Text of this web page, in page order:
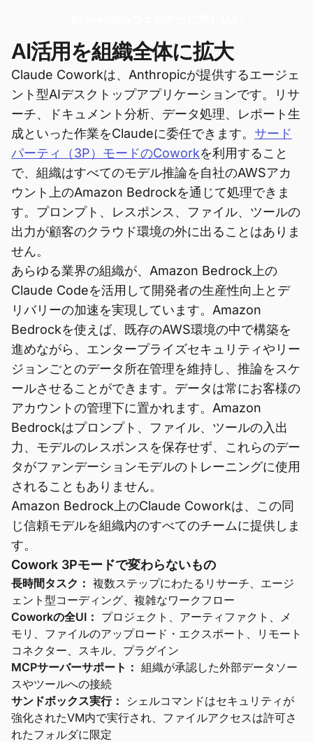
AI活用を組織全体に拡大
Claude Coworkは、Anthropicが提供するエージェ
ント型AIデスクトップアプリケーションです。リサ
ーチ、ドキュメント分析、データ処理、レポート生
成といった作業をClaudeに委任できます。 サード
パーティ（3P）モードのCoworkを利用すること
で、組織はすべてのモデル推論を自社のAWSアカ
ウント上のAmazon Bedrockを通じて処理できま
す。プロンプト、レスポンス、ファイル、ツールの
出力が顧客のクラウド環境の外に出ることはありま
せん。
あらゆる業界の組織が、Amazon Bedrock上の
Claude Codeを活用して開発者の生産性向上とデ
リバリーの加速を実現しています。Amazon
Bedrockを使えば、既存のAWS環境の中で構築を
進めながら、エンタープライズセキュリティやリー
ジョンごとのデータ所在管理を維持し、推論をスケ
ールさせることができます。データは常にお客様の
アカウントの管理下に置かれます。Amazon
Bedrockはプロンプト、ファイル、ツールの入出
力、モデルのレスポンスを保存せず、これらのデー
タがファンデーションモデルのトレーニングに使用
されることもありません。
Amazon Bedrock上のClaude Coworkは、この同
じ信頼モデルを組織内のすべてのチームに提供しま
す。
Cowork 3Pモードで変わらないもの
長時間タスク： 複数ステップにわたるリサーチ、エージ
ェント型コーディング、複雑なワークフロー
Coworkの全UI： プロジェクト、アーティファクト、メ
モリ、ファイルのアップロード・エクスポート、リモート
コネクター、スキル、プラグイン
MCPサーバーサポート： 組織が承認した外部データソー
スやツールへの接続
サンドボックス実行：
シェルコマンドはセキュリティが
強化されたVM内で実行され、ファイルアクセスは許可さ
れたフォルダに限定